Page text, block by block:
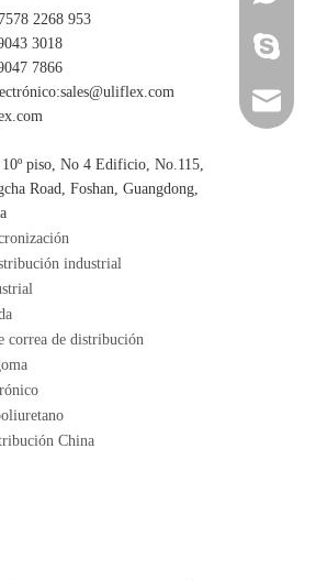
2268 953
3018
7866
sales@uliflex.com
piso, No 4 Edificio, No.115,
Road, Foshan, Guangdong,
industrial
correa de distribución
China